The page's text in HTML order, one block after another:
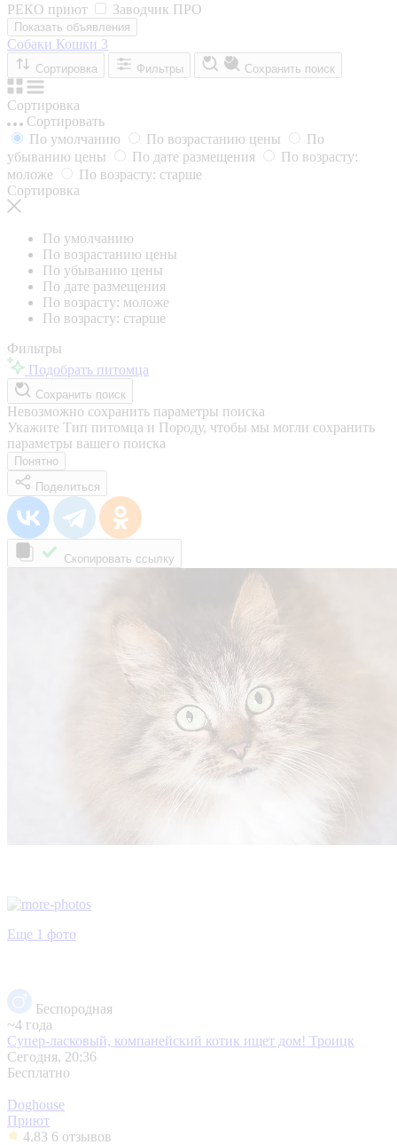
РЕКО приют
Заводчик ПРО
Показать объявления
Собаки Кошки 3
Сортировка Фильтры Сохранить поиск
Сортировка
Сортировать
По умолчанию
По возрастанию цены
По
убыванию цены
По дате размещения
По возрасту:
моложе
По возрасту: старше
Сортировка
По умолчанию
По возрастанию цены
По убыванию цены
По дате размещения
По возрасту: моложе
По возрасту: старше
Фильтры
Подобрать питомца
Сохранить поиск
Невозможно сохранить параметры поиска
Укажите Тип питомца и Породу, чтобы мы могли сохранить
параметры вашего поиска
Понятно
Поделиться
Скопировать ссылку
Еще 1 фото
Беспородная
~4 года
Супер-ласковый, компанейский котик ищет дом! Троицк
Сегодня, 20:36
Бесплатно
Doghouse
Приют
4.83 6 отзывов